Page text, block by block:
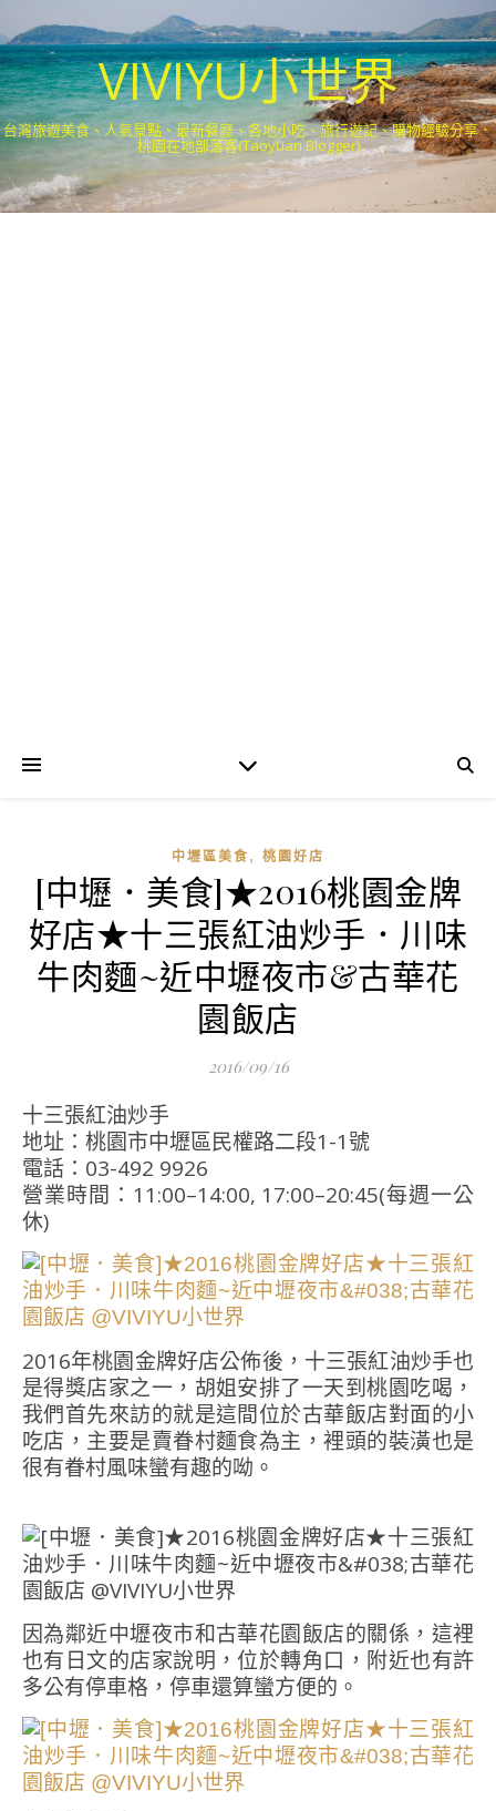
VIVIYU小世界
台灣旅遊美食、人氣景點、最新餐廳、各地小吃、旅行遊記、購物經驗分享．
桃園在地部落客(Taoyuan Blogger)
中壢區美食 , 桃園好店
[中壢．美食]★2016桃園金牌
好店★十三張紅油炒手．川味
牛肉麵~近中壢夜市&古華花
園飯店
2016/09/16
十三張紅油炒手
地址：桃園市中壢區民權路二段1-1號
電話：03-492 9926
營業時間：11:00–14:00, 17:00–20:45(每週一公
休)
2016年桃園金牌好店公佈後，十三張紅油炒手也
是得獎店家之一，胡姐安排了一天到桃園吃喝，
我們首先來訪的就是這間位於古華飯店對面的小
吃店，主要是賣眷村麵食為主，裡頭的裝潢也是
很有眷村風味蠻有趣的呦。
因為鄰近中壢夜市和古華花園飯店的關係，這裡
也有日文的店家說明，位於轉角口，附近也有許
多公有停車格，停車還算蠻方便的。